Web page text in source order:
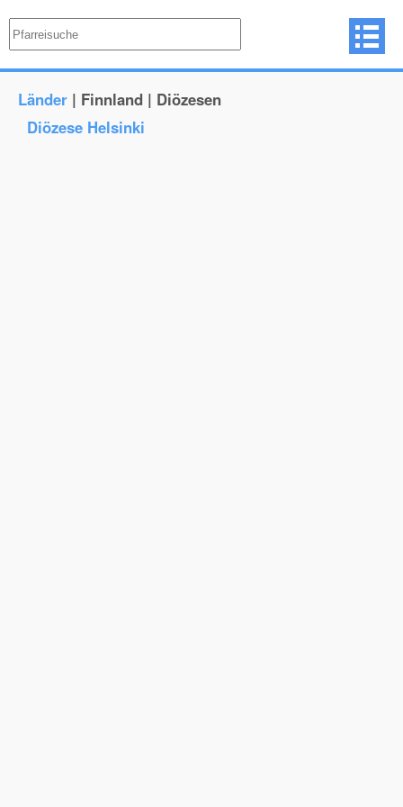
Länder | Finnland | Diözesen
Diözese Helsinki